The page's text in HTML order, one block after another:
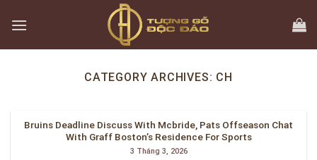
CATEGORY ARCHIVES: CH
Bruins Deadline Discuss With Mcbride, Pats Offseason Chat
With Graff Boston’s Residence For Sports
3 Tháng 3, 2026